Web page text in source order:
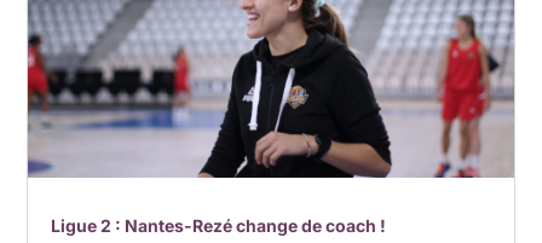
Ligue 2 : Nantes-Rezé change de coach !